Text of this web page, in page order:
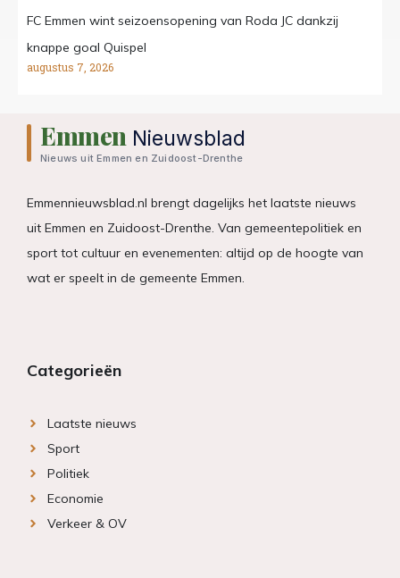
FC Emmen wint seizoensopening van Roda JC dankzij
knappe goal Quispel
augustus 7, 2026
Emmen Nieuwsblad
Nieuws uit Emmen en Zuidoost-Drenthe
Emmennieuwsblad.nl brengt dagelijks het laatste nieuws
uit Emmen en Zuidoost-Drenthe. Van gemeentepolitiek en
sport tot cultuur en evenementen: altijd op de hoogte van
wat er speelt in de gemeente Emmen.
Categorieën
Laatste nieuws
Sport
Politiek
Economie
Verkeer & OV